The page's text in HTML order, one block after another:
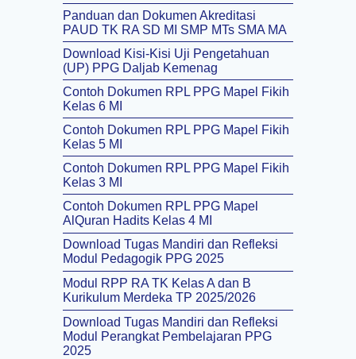
Panduan dan Dokumen Akreditasi
PAUD TK RA SD MI SMP MTs SMA MA
Download Kisi-Kisi Uji Pengetahuan
(UP) PPG Daljab Kemenag
Contoh Dokumen RPL PPG Mapel Fikih
Kelas 6 MI
Contoh Dokumen RPL PPG Mapel Fikih
Kelas 5 MI
Contoh Dokumen RPL PPG Mapel Fikih
Kelas 3 MI
Contoh Dokumen RPL PPG Mapel
AlQuran Hadits Kelas 4 MI
Download Tugas Mandiri dan Refleksi
Modul Pedagogik PPG 2025
Modul RPP RA TK Kelas A dan B
Kurikulum Merdeka TP 2025/2026
Download Tugas Mandiri dan Refleksi
Modul Perangkat Pembelajaran PPG
2025